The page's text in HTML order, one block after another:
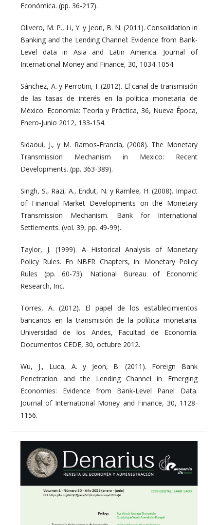
Económica. (pp. 36-217).
Olivero, M. P., Li, Y. y Jeon, B. N. (2011). Consolidation in
Banking and the Lending Channel: Evidence from Bank-
Level data in Asia and Latin America. Journal of
International Money and Finance, 30, 1034-1054.
Sánchez, A. y Perrotini, I. (2012). El canal de transmisión
de las tasas de interés en la política monetaria de
México. Economía: Teoría y Práctica, 36, Nueva Época,
Enero-Junio 2012, 133-154.
Sidaoui, J., y M. Ramos-Francia, (2008). The Monetary
Transmission Mechanism in Mexico: Recent
Developments. (pp. 363-389).
Singh, S., Razi, A., Endut, N. y Ramlee, H. (2008). Impact
of Financial Market Developments on the Monetary
Transmission Mechanism. Bank for International
Settlements. (vol. 39, pp. 49-99).
Taylor, J. (1999). A Historical Analysis of Monetary
Policy Rules. En NBER Chapters, in: Monetary Policy
Rules (pp. 60-73). National Bureau of Economic
Research, Inc.
Torres, A. (2012). El papel de los establecimientos
bancarios en la transmisión de la política monetaria.
Universidad de los Andes, Facultad de Economía.
Documentos CEDE, 30, octubre 2012.
Wu, J., Luca, A. y Jeon, B. (2011). Foreign Bank
Penetration and the Lending Channel in Emerging
Economies: Evidence from Bank-Level Panel Data.
Journal of International Money and Finance, 30, 1128-
1156.